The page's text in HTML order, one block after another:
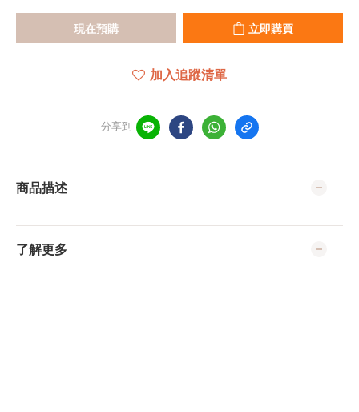
現在預購 立即購買
加入追蹤清單
分享到
商品描述
了解更多